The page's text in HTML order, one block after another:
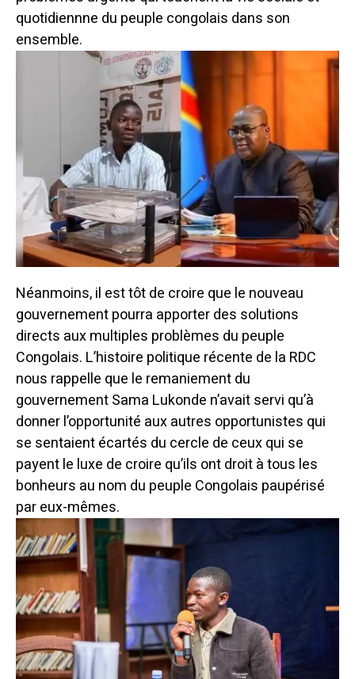
quotidiennne du peuple congolais dans son
ensemble.
Néanmoins, il est tôt de croire que le nouveau
gouvernement pourra apporter des solutions
directs aux multiples problèmes du peuple
Congolais. L’histoire politique récente de la RDC
nous rappelle que le remaniement du
gouvernement Sama Lukonde n’avait servi qu’à
donner l’opportunité aux autres opportunistes qui
se sentaient écartés du cercle de ceux qui se
payent le luxe de croire qu’ils ont droit à tous les
bonheurs au nom du peuple Congolais paupérisé
par eux-mêmes.